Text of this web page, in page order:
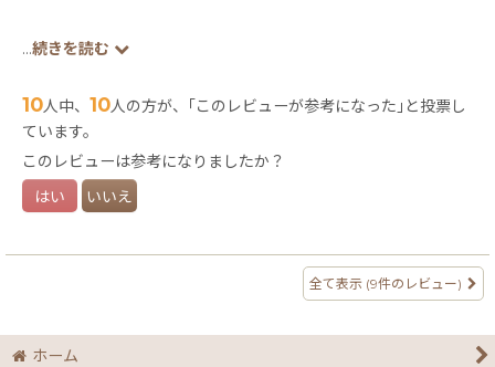
一年以上使用してますが非常に扱いやすくてウチの店にはピッタ
リなサイズです、
メンテナンスも簡単なので、
これから焙煎機の購入を考えている方には、
値段のうえでも選択肢の１つになると思います、
焙煎機体験もやっているみたいなので購入前に触れてみるのも良
最近はこの焙煎機の設置しているお店に伺って、
自分のコーヒーとの味比べするのが楽しみの１つになっていま
...続きを読む
10人中、 10人の方が、｢このレビューが参考になった｣と投票し
ています。
このレビューは参考になりましたか？
はい いいえ
全て表示 (9件のレビュー)
ホーム